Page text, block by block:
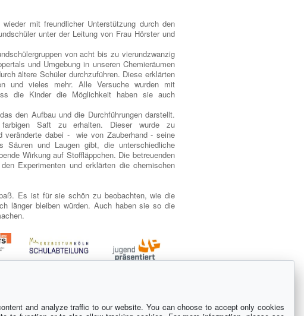
mit freundlicher Unterstützung durch den
unter der Leitung von Frau Hörster und
von acht bis zu vierundzwanzig
und Umgebung in unseren Chemieräumen
ältere Schüler durchzuführen. Diese erklärten
und vieles mehr. Alle Versuche wurden mit
die Kinder die Möglichkeit haben sie auch
den Aufbau und die Durchführungen darstellt.
Saft zu erhalten. Dieser wurde zu
veränderte dabei - wie von Zauberhand - seine
Säuren und Laugen gibt, die unterschiedliche
Wirkung auf Stoffläppchen. Die betreuenden
Experimenten und erklärten die chemischen
Es ist für sie schön zu beobachten, wie die
länger bleiben würden. Auch haben sie so die
Mädchen
and analyze traffic to our website. You can choose to accept only cookies